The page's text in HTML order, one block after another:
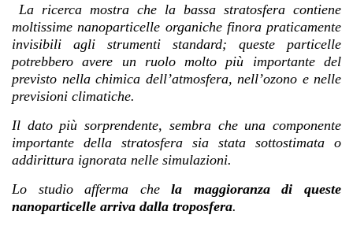
La ricerca mostra che la bassa stratosfera contiene
moltissime nanoparticelle organiche finora praticamente
invisibili agli strumenti standard; queste particelle
potrebbero avere un ruolo molto più importante del
previsto nella chimica dell’atmosfera, nell’ozono e nelle
previsioni climatiche.
Il dato più sorprendente, sembra che una componente
importante della stratosfera sia stata sottostimata o
addirittura ignorata nelle simulazioni.
Lo studio afferma chela maggioranza di queste
nanoparticelle arriva dalla troposfera.